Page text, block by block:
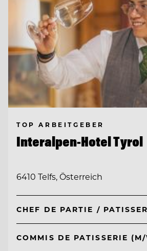
TOP ARBEITGEBER
Interalpen-Hotel Tyrol
6410 Telfs, Österreich
CHEF DE PARTIE /
COMMIS DE PATISSERIE